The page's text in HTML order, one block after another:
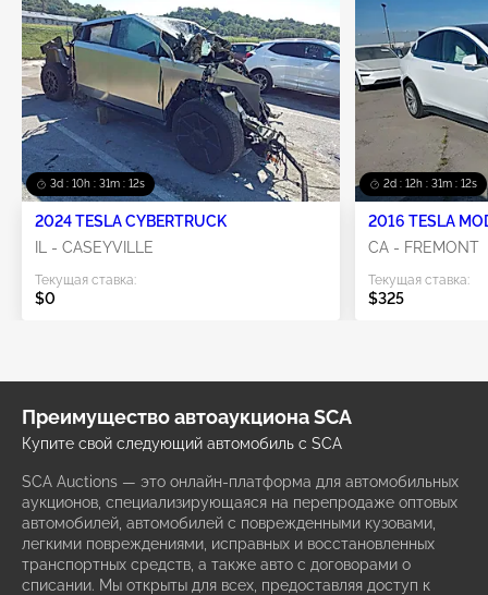
3d : 10h : 31m : 12s
2024 TESLA CYBERTRUCK
IL - CASEYVILLE
Текущая ставка:
$0
2d : 12h : 31m : 12s
2016 TESLA
CA - FREMONT
Текущая ставка:
$325
Преимущество автоаукциона SCA
Купите свой следующий автомобиль с SCA
SCA Auctions — это онлайн-платформа для автомобильных
аукционов, специализирующаяся на перепродаже оптовых
автомобилей, автомобилей с поврежденными кузовами,
легкими повреждениями, исправных и восстановленных
транспортных средств, а также авто с договорами о
списании. Мы открыты для всех, предоставляя доступ к